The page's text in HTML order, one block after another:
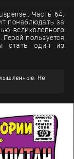
Часть 64.
понаблюдать за
великолепного
пользуется
стать один из
Не